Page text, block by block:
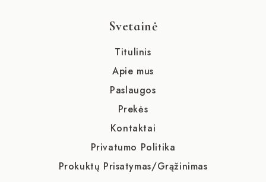
Svetainė
Titulinis
Apie mus
Paslaugos
Prekės
Kontaktai
Privatumo Politika
Prokuktų Prisatymas/Grąžinimas